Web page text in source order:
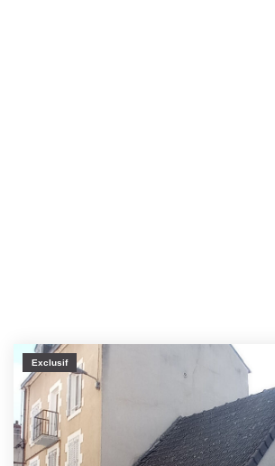
Exclusif